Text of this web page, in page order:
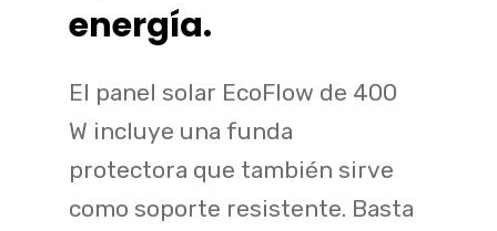
energía.
El panel solar EcoFlow de 400
W incluye una funda
protectora que también sirve
como soporte resistente. Basta